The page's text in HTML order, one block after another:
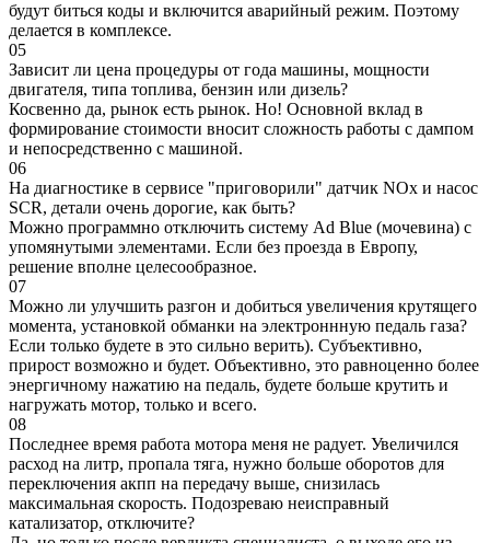
будут биться коды и включится аварийный режим. Поэтому
делается в комплексе.
05
Зависит ли цена процедуры от года машины, мощности
двигателя, типа топлива, бензин или дизель?
Косвенно да, рынок есть рынок. Но! Основной вклад в
формирование стоимости вносит сложность работы с дампом
и непосредственно с машиной.
06
На диагностике в сервисе "приговорили" датчик NOx и насос
SCR, детали очень дорогие, как быть?
Можно программно отключить систему Ad Blue (мочевина) с
упомянутыми элементами. Если без проезда в Европу,
решение вполне целесообразное.
07
Можно ли улучшить разгон и добиться увеличения крутящего
момента, установкой обманки на электроннную педаль газа?
Если только будете в это сильно верить). Субъективно,
прирост возможно и будет. Объективно, это равноценно более
энергичному нажатию на педаль, будете больше крутить и
нагружать мотор, только и всего.
08
Последнее время работа мотора меня не радует. Увеличился
расход на литр, пропала тяга, нужно больше оборотов для
переключения акпп на передачу выше, снизилась
максимальная скорость. Подозреваю неисправный
катализатор, отключите?